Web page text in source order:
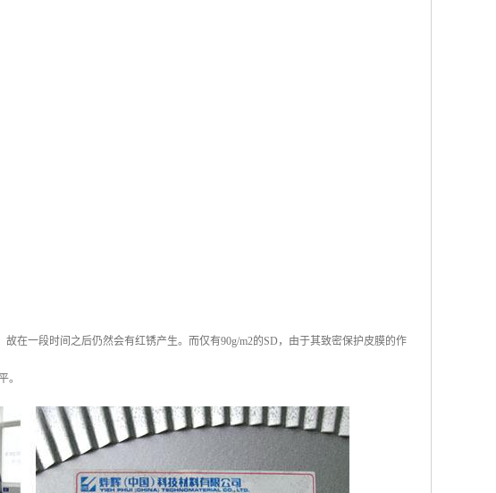
在一段时间之后仍然会有红锈产生。而仅有90g/m2的SD，由于其致密保护皮膜的作
。